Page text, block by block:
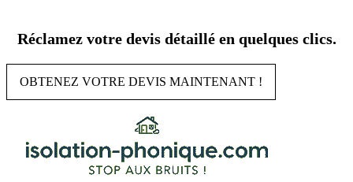
contenu
Réclamez votre devis détaillé en quelques clics.
OBTENEZ VOTRE DEVIS MAINTENANT !